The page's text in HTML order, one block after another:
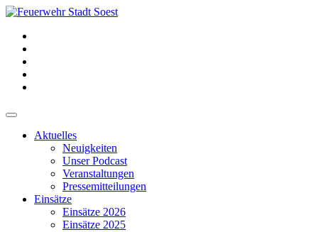
Aktuelles
Neuigkeiten
Unser Podcast
Veranstaltungen
Pressemitteilungen
Einsätze
Einsätze 2026
Einsätze 2025